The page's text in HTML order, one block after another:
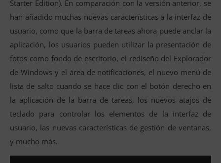
Starter Edition). En comparación con la versión anterior, se
han añadido muchas nuevas características a la interfaz de
usuario, como que la barra de tareas ahora puede anclar la
aplicación, los usuarios pueden utilizar la presentación de
fotos como fondo de escritorio, el rediseño del Explorador
de Windows y el área de notificaciones, el nuevo menú de
lista de salto cuando se hace clic con el botón derecho en
la aplicación de la barra de tareas, los nuevos atajos de
teclado para controlar los elementos de la interfaz de
usuario, las nuevas características de gestión de ventanas,
y mucho más.